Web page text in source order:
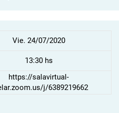
Vie. 24/07/2020
13:30 hs
https://salavirtual-
j/6389219662